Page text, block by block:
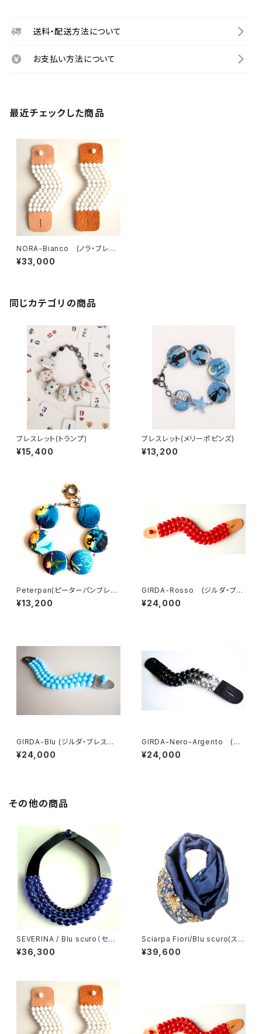
送料・配送方法について
お支払い方法について
最近チェックした商品
NORA-Bianco (ノラ・ブレス
レット）２種類
¥33,000
同じカテゴリの商品
ブレスレット(トランプ)
¥15,400
ブレスレット(メリーポピンズ)
¥13,200
Peterpan(ピーターパンブレス
レット）
¥13,200
GIRDA-Rosso (ジルダ・ブレ
スレット）
¥24,000
GIRDA-Blu (ジルダ・ブレスレッ
ト）
¥24,000
GIRDA-Nero-Argento (ジ
ルダ・ブレスレット）
¥24,000
その他の商品
SEVERINA / Blu scuro（セヴ
ェリナ・ネックレス）
¥36,300
Sciarpa Fiori/Blu scuro(スカ
ーフ フラワー/ネイビー）
¥39,600